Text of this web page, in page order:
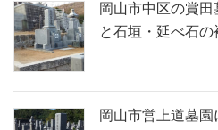
岡山市中区の賞
と石垣・延べ石
岡山市営上道墓